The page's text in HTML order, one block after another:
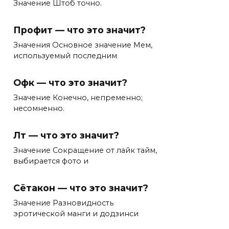
Значение Штоб точно.
Профит — что это значит?
Значения Основное значение Мем,
используемый последним
Офк — что это значит?
Значение Конечно, непременно;
несомненно.
Лт — что это значит?
Значение Сокращение от лайк тайм,
выбирается фото и
Сётакон — что это значит?
Значение Разновидность
эротической манги и додзинси